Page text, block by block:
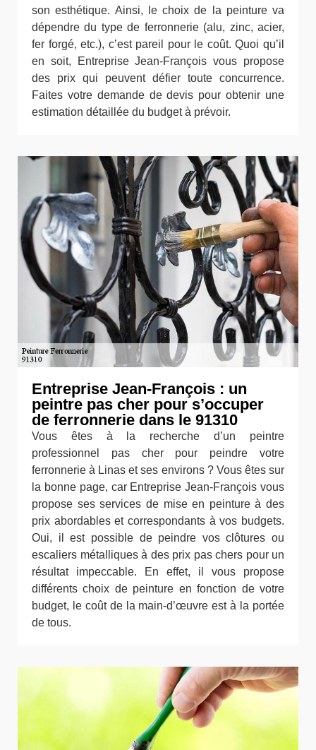
son esthétique. Ainsi, le choix de la peinture va
dépendre du type de ferronnerie (alu, zinc, acier,
fer forgé, etc.), c’est pareil pour le coût. Quoi qu’il
en soit, Entreprise Jean-François vous propose
des prix qui peuvent défier toute concurrence.
Faites votre demande de devis pour obtenir une
estimation détaillée du budget à prévoir.
Entreprise Jean-François : un
peintre pas cher pour s’occuper
de ferronnerie dans le 91310
Vous êtes à la recherche d’un peintre
professionnel pas cher pour peindre votre
ferronnerie à Linas et ses environs ? Vous êtes sur
la bonne page, car Entreprise Jean-François vous
propose ses services de mise en peinture à des
prix abordables et correspondants à vos budgets.
Oui, il est possible de peindre vos clôtures ou
escaliers métalliques à des prix pas chers pour un
résultat impeccable. En effet, il vous propose
différents choix de peinture en fonction de votre
budget, le coût de la main-d’œuvre est à la portée
de tous.